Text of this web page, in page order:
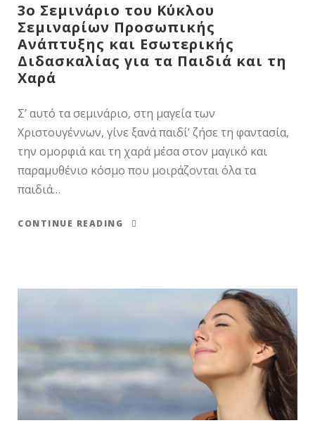
3ο Σεμινάριο του Κύκλου
Σεμιναρίων Προσωπικής
Ανάπτυξης και Εσωτερικής
Διδασκαλίας για τα Παιδιά και τη
Χαρά
Σ’ αυτό τα σεμινάριο, στη μαγεία των
Χριστουγέννων, γίνε ξανά παιδί’ ζήσε τη φαντασία,
την ομορφιά και τη χαρά μέσα στον μαγικό και
παραμυθένιο κόσμο που μοιράζονται όλα τα
παιδιά…
CONTINUE READING